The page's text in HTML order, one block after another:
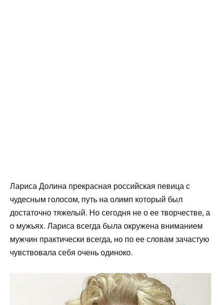
Лариса Долина прекрасная российская певица с
чудесным голосом, путь на олимп который был
достаточно тяжелый. Но сегодня не о ее творчестве, а
о мужьях. Лариса всегда была окружена вниманием
мужчин практически всегда, но по ее словам зачастую
чувствовала себя очень одиноко.